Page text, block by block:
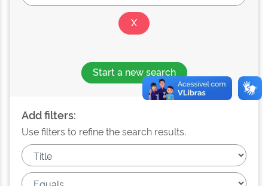
Start a new search
Add filters:
Use filters to refine the search results.